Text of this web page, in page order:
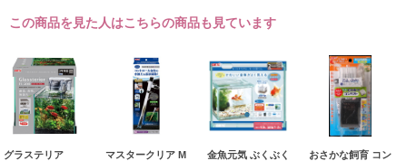
この商品を見た人はこちらの商品も見ています
グラステリア
マスタークリア M
金魚元気 ぶくぶく
おさかな飼育 コン